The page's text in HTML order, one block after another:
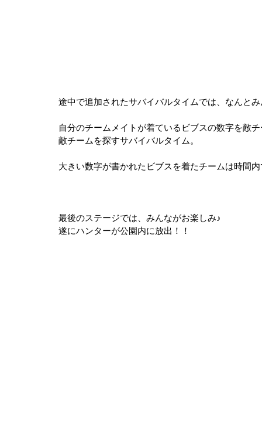
途中で追加されたサバイバルタイムでは、なんと
自分のチームメイトが着ているビブスの数字を敵
敵チームを探すサバイバルタイム。
大きい数字が書かれたビブスを着たチームは時間
最後のステージでは、みんながお楽しみ♪
遂にハンターが公園内に放出！！